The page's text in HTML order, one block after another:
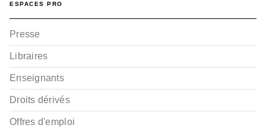
ESPACES PRO
Presse
Libraires
Enseignants
Droits dérivés
Offres d'emploi